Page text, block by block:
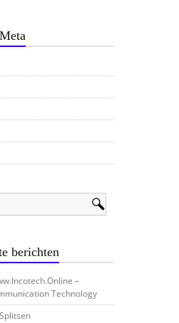
Meta
berichten
–
Technology